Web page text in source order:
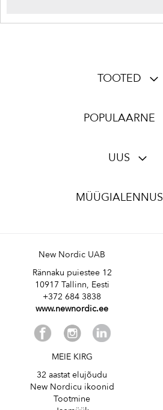
TOOTED
POPULAARNE
UUS
MÜÜGIALENNUS
New Nordic UAB
Rännaku puiestee 12
10917 Tallinn, Eesti
+372 684 3838
www.newnordic.ee
MEIE KIRG
32 aastat elujõudu
New Nordicu ikoonid
Tootmine